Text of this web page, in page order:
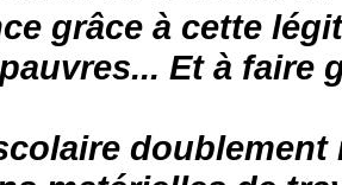
grâce à cette
Et à